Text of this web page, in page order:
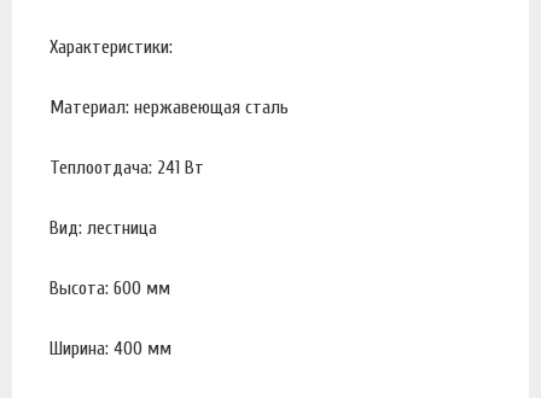
Характеристики:
Материал: нержавеющая сталь
Теплоотдача: 241 Вт
Вид: лестница
Высота: 600 мм
Ширина: 400 мм